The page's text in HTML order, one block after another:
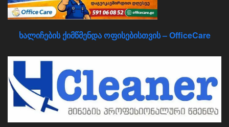
ხალიჩების ქიმწმენდა ოფისებისთვის – OfficeCare